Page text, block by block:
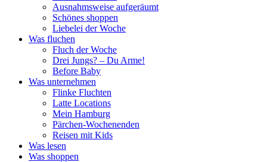
Ausnahmsweise aufgeräumt
Schönes shoppen
Liebelei der Woche
Was fluchen
Fluch der Woche
Drei Jungs? – Du Arme!
Before Baby
Was unternehmen
Flinke Fluchten
Latte Locations
Mein Hamburg
Pärchen-Wochenenden
Reisen mit Kids
Was lesen
Was shoppen